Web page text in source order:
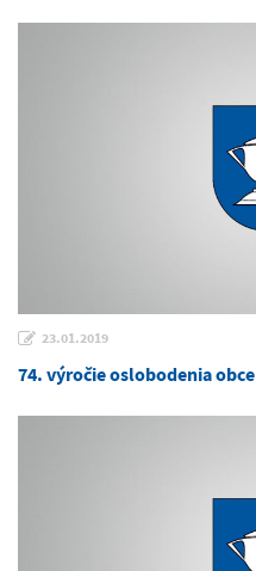
23.01.2019
74. výročie oslobodenia obce